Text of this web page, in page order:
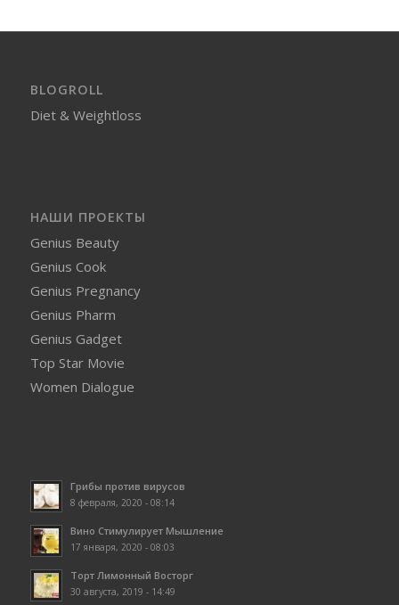
BLOGROLL
Diet & Weightloss
НАШИ ПРОЕКТЫ
Genius Beauty
Genius Cook
Genius Pregnancy
Genius Pharm
Genius Gadget
Top Star Movie
Women Dialogue
Грибы против вирусов
8 февраля, 2020 - 08:14
Вино Стимулирует Мышление
17 января, 2020 - 08:03
Торт Лимонный Восторг
30 августа, 2019 - 14:49